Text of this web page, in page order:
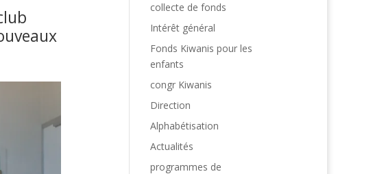
collecte de fonds
Intérêt général
Fonds Kiwanis pour les
enfants
congr Kiwanis
Direction
Alphabétisation
Actualités
programmes de